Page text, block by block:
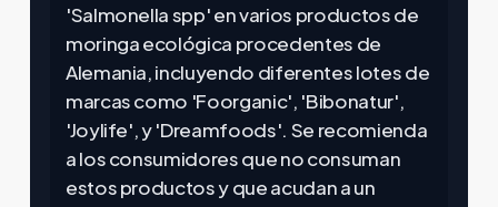
'Salmonella spp' en varios productos de
moringa ecológica procedentes de
Alemania, incluyendo diferentes lotes de
marcas como 'Foorganic', 'Bibonatur',
'Joylife', y 'Dreamfoods'. Se recomienda
a los consumidores que no consuman
estos productos y que acudan a un